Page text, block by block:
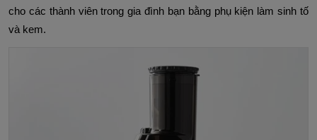
cho các thành viên trong gia đình bạn bằng phụ kiện làm sinh tố
và kem.